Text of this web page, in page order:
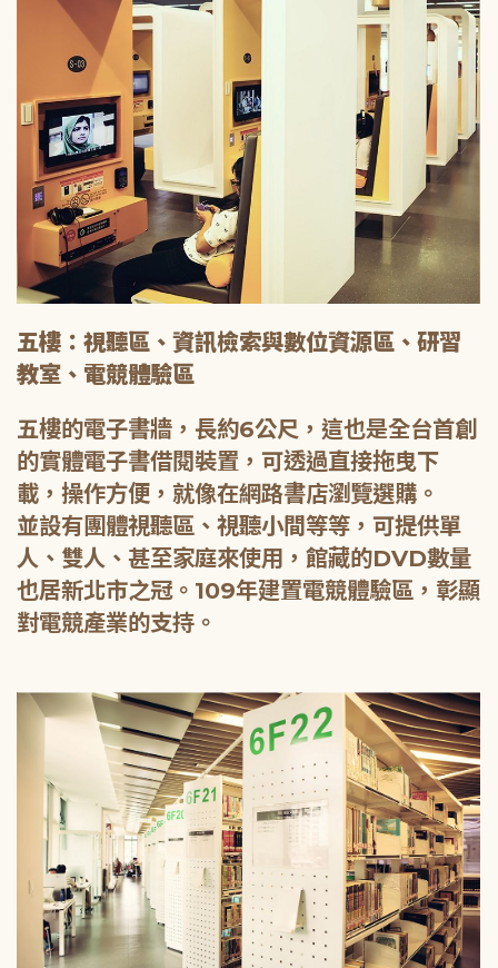
五樓：視聽區、資訊檢索與數位資源區、研習
教室、電競體驗區
五樓的電子書牆，長約6公尺，這也是全台首創
的實體電子書借閱裝置，可透過直接拖曳下
載，操作方便，就像在網路書店瀏覽選購。
並設有團體視聽區、視聽小間等等，可提供單
人、雙人、甚至家庭來使用，館藏的DVD數量
也居新北市之冠。109年建置電競體驗區，彰顯
對電競產業的支持。